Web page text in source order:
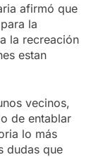
afirmó que
la
la recreación
estan
vecinos,
de entablar
lo más
dudas que